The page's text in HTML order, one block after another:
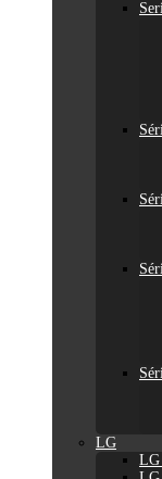
LG
LG